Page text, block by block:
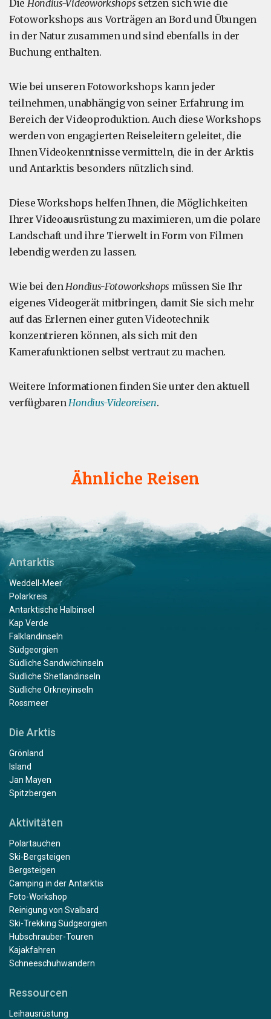
Die Hondius-Videoworkshops setzen sich wie die
Fotoworkshops aus Vorträgen an Bord und Übungen
in der Natur zusammen und sind ebenfalls in der
Buchung enthalten.
Wie bei unseren Fotoworkshops kann jeder
teilnehmen, unabhängig von seiner Erfahrung im
Bereich der Videoproduktion. Auch diese Workshops
werden von engagierten Reiseleitern geleitet, die
Ihnen Videokenntnisse vermitteln, die in der Arktis
und Antarktis besonders nützlich sind.
Diese Workshops helfen Ihnen, die Möglichkeiten
Ihrer Videoausrüstung zu maximieren, um die polare
Landschaft und ihre Tierwelt in Form von Filmen
lebendig werden zu lassen.
Wie bei denHondius-Fotoworkshops müssen Sie Ihr
eigenes Videogerät mitbringen, damit Sie sich mehr
auf das Erlernen einer guten Videotechnik
konzentrieren können, als sich mit den
Kamerafunktionen selbst vertraut zu machen.
Weitere Informationen finden Sie unter den aktuell
verfügbarenHondius-Videoreisen.
Ähnliche Reisen
Antarktis
Weddell-Meer
Polarkreis
Antarktische Halbinsel
Kap Verde
Falklandinseln
Südgeorgien
Südliche Sandwichinseln
Südliche Shetlandinseln
Südliche Orkneyinseln
Rossmeer
Die Arktis
Grönland
Island
Jan Mayen
Spitzbergen
Aktivitäten
Polartauchen
Ski-Bergsteigen
Bergsteigen
Camping in der Antarktis
Foto-Workshop
Reinigung von Svalbard
Ski-Trekking Südgeorgien
Hubschrauber-Touren
Kajakfahren
Schneeschuhwandern
Ressourcen
Leihausrüstung